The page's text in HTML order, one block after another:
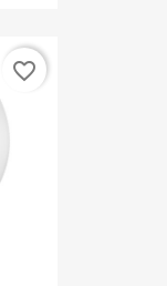
favorite_border